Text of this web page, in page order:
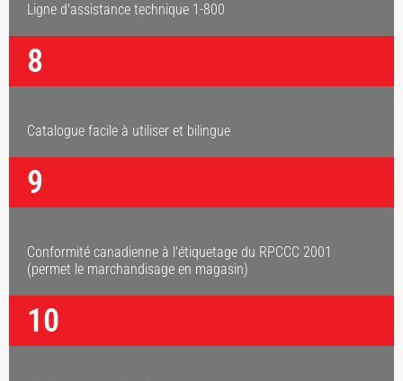
Ligne d'assistance technique 1-800
8
Catalogue facile à utiliser et bilingue
9
Conformité canadienne à l'étiquetage du RPCCC 2001
(permet le marchandisage en magasin)
10